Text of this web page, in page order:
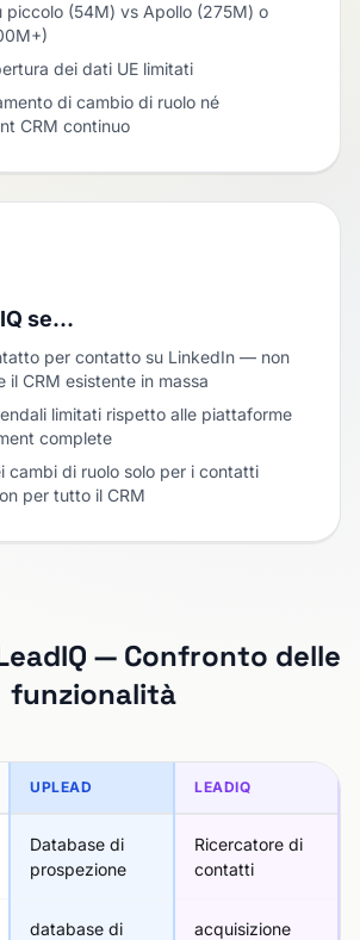
piccolo (54M) vs Apollo (275M) o
dei dati UE limitati
di cambio di ruolo né
CRM continuo
se…
per contatto su LinkedIn — non
il CRM esistente in massa
limitati rispetto alle piattaforme
complete
cambi di ruolo solo per i contatti
per tutto il CRM
— Confronto delle
funzionalità
UPLEAD LEADIQ
Database di
prospezione
Ricercatore di
contatti
database di
acquisizione